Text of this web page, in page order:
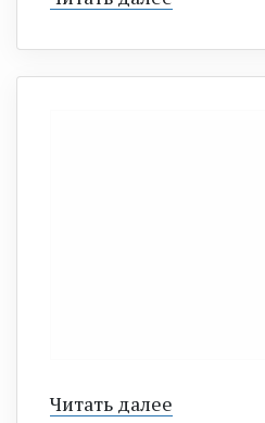
Читать далее